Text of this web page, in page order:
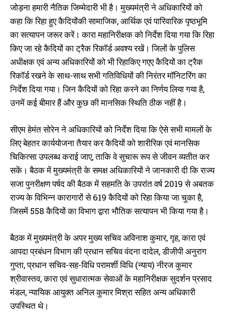
जोड़ना हमारी नैतिक जिम्मेदारी भी है। मुख्यमंत्री ने अधिकारियों को
कहा कि रिहा हुए कैदियोंकी सामाजिक, आर्थिक एवं पारिवारिक पृष्ठभूमि
का सत्यापन जरूर करें। कारा महानिरीक्षक को निर्देश दिया गया कि रिहा
किए जा रहे कैदियों का ट्रैक रिकॉर्ड अवश्य रखें। जिलों के पुलिस
अधीक्षक एवं अन्य अधिकारियों को भी रिहाकिए गएए कैदियों का ट्रैक
रिकॉर्ड रखने के साथ-साथ सभी गतिविधियों की निरंतर मॉनिटरिंग का
निर्देश दिया गया। जिन कैदियों को रिहा करने का निर्णय लिया गया है,
उनमें कई बीमार हैं और कुछ की मानसिक स्थिति ठीक नहीं है।
सीएम हेमंत सोरेन ने अधिकारियों को निर्देश दिया कि ऐसे सभी मामलों के
लिए बेहतर कार्ययोजना तैयार कर कैदियों को शारीरिक एवं मानसिक
चिकित्सा उपलब्ध कराई जाए, ताकि वे सुचारू रूप से जीवन व्यतीत कर
सकें। बैठक में मुख्यमंत्री के समक्ष अधिकारियों ने जानकारी दी कि राज्य
सजा पुनरीक्षण पर्षद की बैठक में सहमति के उपरांत वर्ष 2019 से अबतक
राज्य के विभिन्न कारागारों से 619 कैदियों को रिहा किया जा चुका है,
जिसमें 558 कैदियों का विभाग द्वारा भौतिक सत्यापन भी किया गया है।
बैठक में मुख्यमंत्री के अपर मुख्य सचिव अविनाश कुमार, गृह, कारा एवं
आपदा प्रबंधन विभाग की प्रधान सचिव वंदना दादेल, डीजीपी अनुराग
गुप्ता, प्रधान सचिव-सह-विधि परामर्शी विधि (न्याय) नीरज कुमार
श्रीवास्तव, कारा एवं सुधारात्मक सेवाओं के महानिरीक्षक सुदर्शन प्रसाद
मंडल, न्यायिक आयुक्त अनिल कुमार मिश्रा सहित अन्य अधिकारी
उपस्थित थे।